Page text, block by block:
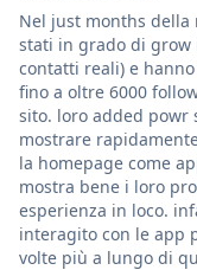
Nel just months della
stati in grado di grow
contatti reali) e
fino a oltre 6000
sito. loro added powr
mostrare
la homepage come
mostra bene i loro
esperienza in loco.
interagito con le app
volte più a lungo di